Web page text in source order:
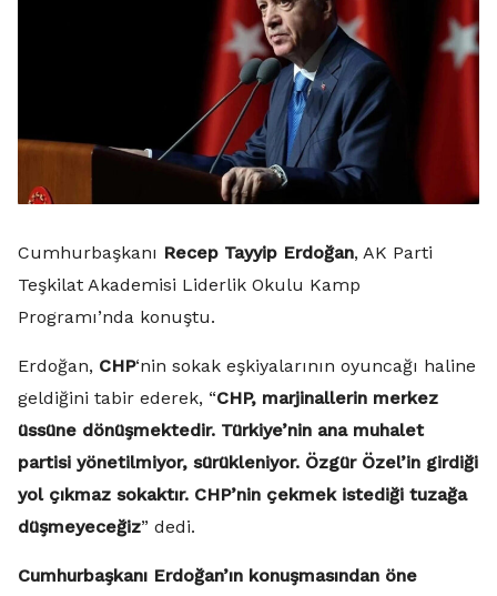
Cumhurbaşkanı Recep Tayyip Erdoğan, AK Parti
Teşkilat Akademisi Liderlik Okulu Kamp
Programı’nda konuştu.
Erdoğan, CHP‘nin sokak eşkiyalarının oyuncağı haline
geldiğini tabir ederek, “CHP, marjinallerin merkez
üssüne dönüşmektedir. Türkiye’nin ana muhalet
partisi yönetilmiyor, sürükleniyor. Özgür Özel’in girdiği
yol çıkmaz sokaktır. CHP’nin çekmek istediği tuzağa
düşmeyeceğiz” dedi.
Cumhurbaşkanı Erdoğan’ın konuşmasından öne